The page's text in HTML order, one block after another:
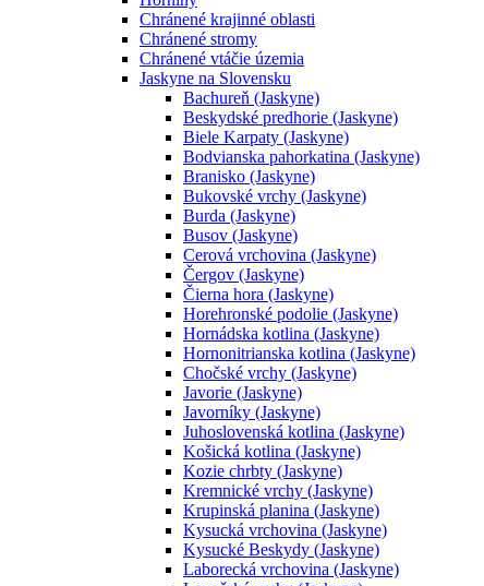
Chránené krajinné oblasti
Chránené stromy
Chránené vtáčie územia
Jaskyne na Slovensku
Bachureň (Jaskyne)
Beskydské predhorie (Jaskyne)
Biele Karpaty (Jaskyne)
Bodvianska pahorkatina (Jaskyne)
Branisko (Jaskyne)
Bukovské vrchy (Jaskyne)
Burda (Jaskyne)
Busov (Jaskyne)
Cerová vrchovina (Jaskyne)
Čergov (Jaskyne)
Čierna hora (Jaskyne)
Horehronské podolie (Jaskyne)
Hornádska kotlina (Jaskyne)
Hornonitrianska kotlina (Jaskyne)
Chočské vrchy (Jaskyne)
Javorie (Jaskyne)
Javorníky (Jaskyne)
Juhoslovenská kotlina (Jaskyne)
Košická kotlina (Jaskyne)
Kozie chrbty (Jaskyne)
Kremnické vrchy (Jaskyne)
Krupinská planina (Jaskyne)
Kysucká vrchovina (Jaskyne)
Kysucké Beskydy (Jaskyne)
Laborecká vrchovina (Jaskyne)